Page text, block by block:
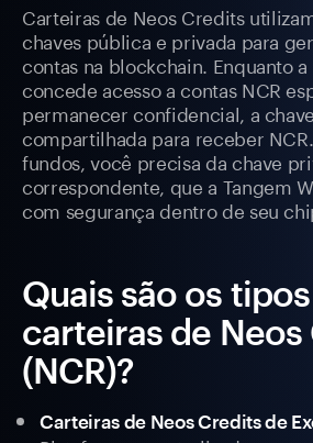
Carteiras de Neos Credits
chaves pública e privada para
contas na blockchain. Enquanto
concede acesso a contas NCR
permanecer confidencial, a
compartilhada para receber
fundos, você precisa da chave
correspondente, que a Tangem
com segurança dentro de seu
Quais são os
carteiras de
(NCR)?
Carteiras de Neos Credits de